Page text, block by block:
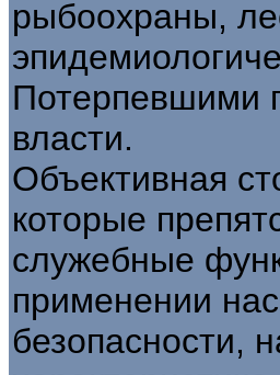
рыбоохраны,
Потерпевшими
власти.
Объективная
которые
служебные
применении
безопасности,